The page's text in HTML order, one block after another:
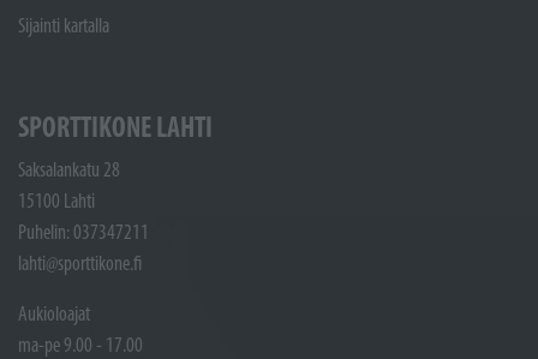
Sijainti kartalla
SPORTTIKONE LAHTI
Saksalankatu 28
15100 Lahti
Puhelin: 037347211
lahti@sporttikone.fi
Aukioloajat
ma-pe 9.00 - 17.00